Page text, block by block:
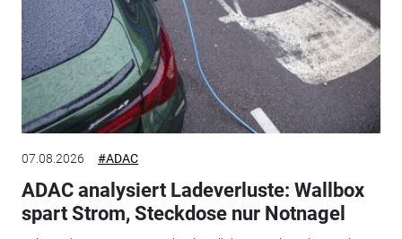
07.08.2026 #ADAC
ADAC analysiert Ladeverluste: Wallbox
spart Strom, Steckdose nur Notnagel